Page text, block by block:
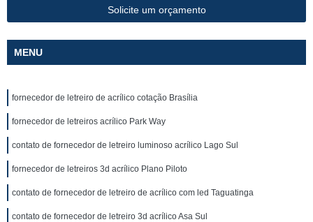
Solicite um orçamento
MENU
fornecedor de letreiro de acrílico cotação Brasília
fornecedor de letreiros acrílico Park Way
contato de fornecedor de letreiro luminoso acrílico Lago Sul
fornecedor de letreiros 3d acrílico Plano Piloto
contato de fornecedor de letreiro de acrílico com led Taguatinga
contato de fornecedor de letreiro 3d acrílico Asa Sul